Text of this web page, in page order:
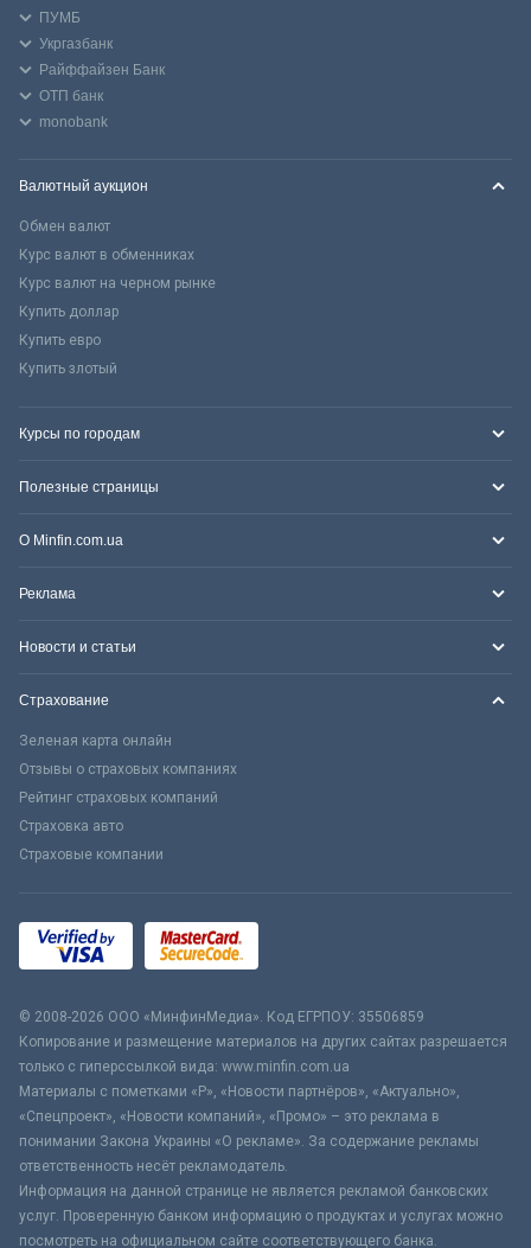
ПУМБ
Укргазбанк
Райффайзен Банк
ОТП банк
monobank
Валютный аукцион
Обмен валют
Курс валют в обменниках
Курс валют на черном рынке
Купить доллар
Купить евро
Купить злотый
Курсы по городам
Полезные страницы
О Minfin.com.ua
Реклама
Новости и статьи
Страхование
Зеленая карта онлайн
Отзывы о страховых компаниях
Рейтинг страховых компаний
Страховка авто
Страховые компании
© 2008-2026 ООО «МинфинМедиа». Код ЕГРПОУ: 35506859
Копирование и размещение материалов на других сайтах разрешается
только с гиперссылкой вида: www.minfin.com.ua
Материалы с пометками «Р», «Новости партнёров», «Актуально»,
«Спецпроект», «Новости компаний», «Промо» – это реклама в
понимании Закона Украины «О рекламе». За содержание рекламы
ответственность несёт рекламодатель.
Информация на данной странице не является рекламой банковских
услуг. Проверенную банком информацию о продуктах и услугах можно
посмотреть на официальном сайте соответствующего банка.